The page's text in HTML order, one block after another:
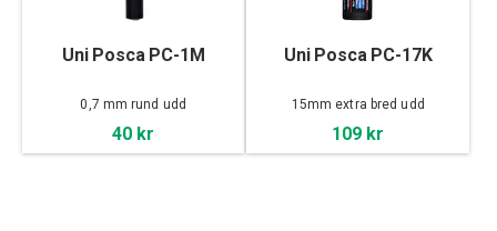
Uni Posca PC-1M
0,7 mm rund udd
40 kr
Uni Posca PC-17K
15mm extra bred udd
109 kr